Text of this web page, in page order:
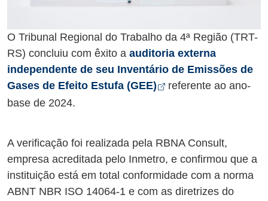
O Tribunal Regional do Trabalho da 4ª Região (TRT-
RS) concluiu com êxito a auditoria externa
independente de seu Inventário de Emissões de
Gases de Efeito Estufa (GEE)Arquivo tipo pdf de
Abre em nova aba
referente ao ano-
base de 2024.
A verificação foi realizada pela RBNA Consult,
empresa acreditada pelo Inmetro, e confirmou que a
instituição está em total conformidade com a norma
ABNT NBR ISO 14064-1 e com as diretrizes do